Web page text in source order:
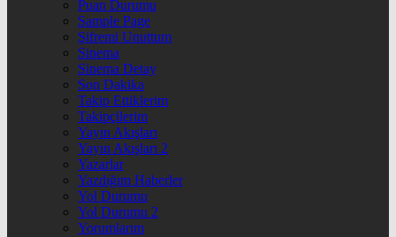
Puan Durumu
Sample Page
Şifremi Unuttum
Sinema
Sinema Detay
Son Dakika
Takip Ettiklerim
Takipçilerim
Yayın Akışları
Yayın Akışları 2
Yazarlar
Yazdığım Haberler
Yol Durumu
Yol Durumu 2
Yorumlarım